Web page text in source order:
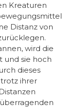
Kreaturen
Distanz von
wird die
und sie hoch
dieses
ihrer